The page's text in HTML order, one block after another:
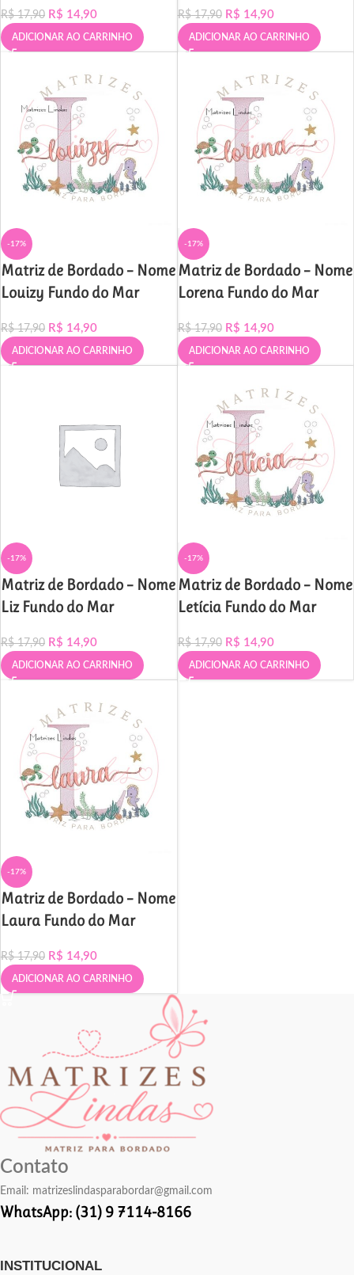
R$17,90 R$ 14,90
ADICIONAR AO CARRINHO
R$17,90 R$ 14,90
ADICIONAR AO CARRINHO
-17%
Matriz de Bordado – Nome
Louizy Fundo do Mar
R$17,90 R$ 14,90
ADICIONAR AO CARRINHO
-17%
Matriz de Bordado – Nome
Lorena Fundo do Mar
R$17,90 R$ 14,90
ADICIONAR AO CARRINHO
-17%
Matriz de Bordado – Nome
Liz Fundo do Mar
R$17,90 R$ 14,90
ADICIONAR AO CARRINHO
-17%
Matriz de Bordado – Nome
Letícia Fundo do Mar
R$17,90 R$ 14,90
ADICIONAR AO CARRINHO
-17%
Matriz de Bordado – Nome
Laura Fundo do Mar
R$17,90 R$ 14,90
ADICIONAR AO CARRINHO
Contato
Email: matrizeslindasparabordar@gmail.com
WhatsApp: (31) 9 7114-8166
INSTITUCIONAL